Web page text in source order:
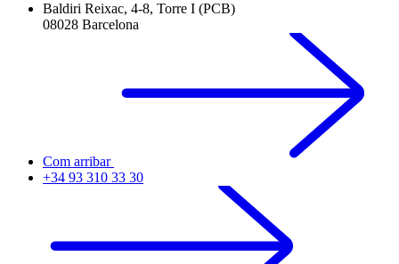
Baldiri Reixac, 4-8, Torre I (PCB)
08028 Barcelona
Com arribar
+34 93 310 33 30